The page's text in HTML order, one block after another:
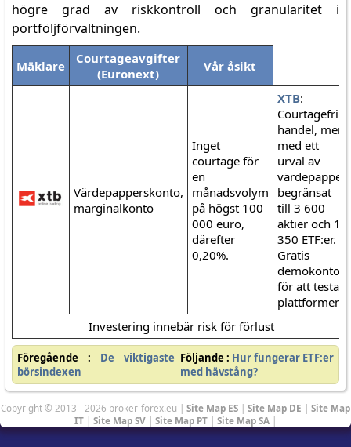
högre grad av riskkontroll och granularitet i
portföljförvaltningen.
Mäklare
Courtageavgifter
(Euronext)
Vår åsikt
Värdepapperskonto,
marginalkonto
Inget
courtage för
en
månadsvolym
på högst 100
000 euro,
därefter
0,20%.
XTB:
Courtagefri
handel, men
med ett
urval av
värdepapper
begränsat
till 3 600
aktier och 1
350 ETF:er.
Gratis
demokonto
för att testa
plattformen.
Investering innebär risk för förlust
Föregående :
De viktigaste
börsindexen
Följande : Hur fungerar ETF:er
med hävstång?
Copyright © 2013 - 2026 broker-forex.eu | Site Map ES | Site Map DE | Site Map
IT | Site Map SV | Site Map PT | Site Map SA |